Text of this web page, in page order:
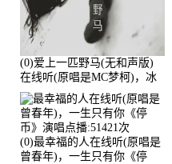
(0)爱上一匹野马(无和声版)
在线听(原唱是MC梦柯)，冰
鑫Asce演唱点播:178815次
(0)最幸福的人在线听(原唱是
曾春年)，一生只有你《停